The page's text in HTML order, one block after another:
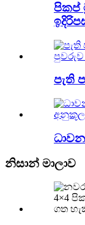
පිකප්
පැති
නිසාන් මාලාව